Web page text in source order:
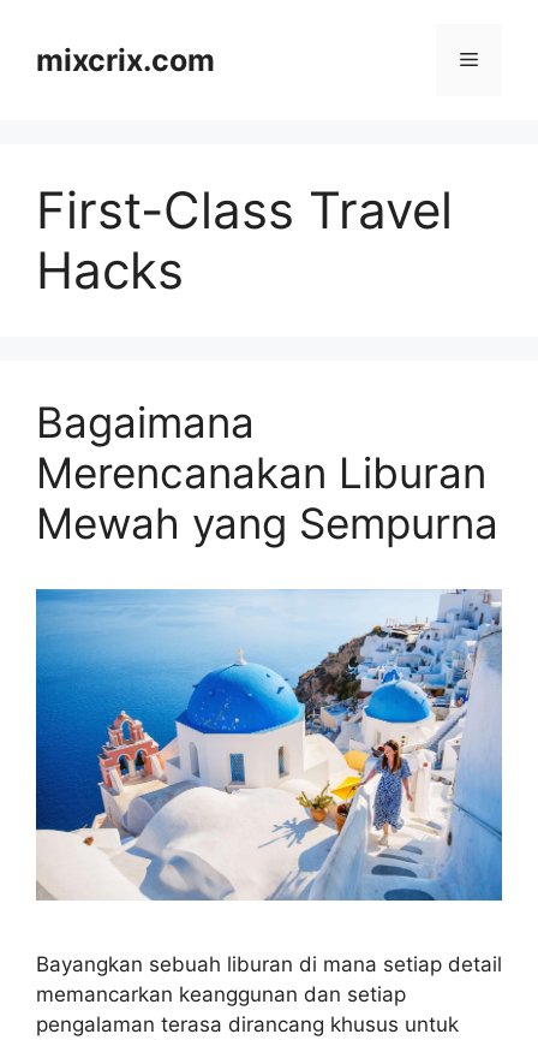
contentmixcrix.com Menu
First-Class Travel
Hacks
Bagaimana
Merencanakan Liburan
Mewah yang Sempurna
Bayangkan sebuah liburan di mana setiap detail
memancarkan keanggunan dan setiap
pengalaman terasa dirancang khusus untuk